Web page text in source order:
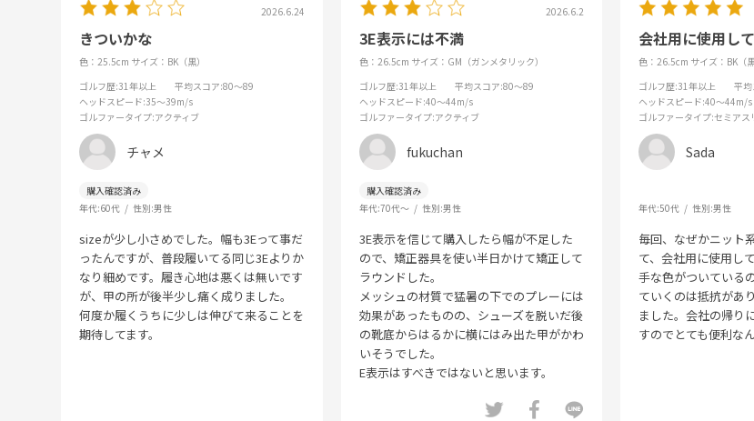
2026.6.24
きついかな
色：25.5cm サイズ：BK（黒）
ゴルフ歴:31年以上 平均スコア:80～89
ヘッドスピード:35～39m/s
ゴルファータイプ:アクティブ
チャメ
年代:60代 性別:男性
sizeが少し小さめでした。幅も3Eって事だ
ったんですが、普段履いてる同じ3Eよりか
なり細めです。履き心地は悪くは無いです
が、甲の所が後半少し痛く成りました。
何度か履くうちに少しは伸びて来ることを
期待してます。
2026.6.2
3E表示には不満
色：26.5cm サイズ：GM（ガンメタリック）
ゴルフ歴:31年以上 平均スコア:80～89
ヘッドスピード:40～44m/s
ゴルファータイプ:アクティブ
fukuchan
年代:70代～ 性別:男性
3E表示を信じて購入したら幅が不足した
ので、矯正器具を使い半日かけて矯正して
ラウンドした。
メッシュの材質で猛暑の下でのプレーには
効果があったものの、シューズを脱いだ後
の靴底からはるかに横にはみ出た甲がかわ
いそうでした。
E表示はすべきではないと思います。
会社用に使用し
色：26.5cm サイズ：BK（黒
ゴルフ歴:31年以上 平
ヘッドスピード:40～44m/s
ゴルファータイプ:セミアス
Sada
年代:50代 性別:男性
毎回、なぜかニット
て、会社用に使用し
手な色がついている
ていくのは抵抗があ
ました。会社の帰り
すのでとても便利なん